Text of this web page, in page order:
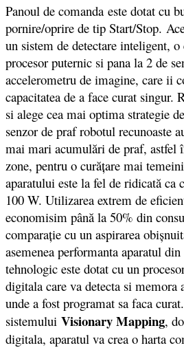
Panoul de comanda este dotat cu
pornire/oprire de tip Start/Stop.
un sistem de detectare inteligent,
procesor puternic si pana la 2 de
accelerometru de imagine, care ii
capacitatea de a face curat singur.
si alege cea mai optima strategie
senzor de praf robotul recunoaste
mai mari acumulări de praf, astfel
zone, pentru o curăţare mai
aparatului este la fel de ridicată ca
100 W. Utilizarea extrem de
economisim până la 50% din
comparaţie cu un aspirarea
asemenea performanta aparatul
tehnologic este dotat cu un
digitala care va detecta si memora
unde a fost programat sa faca
sistemului Visionary Mapping,
digitala, aparatul va crea o harta